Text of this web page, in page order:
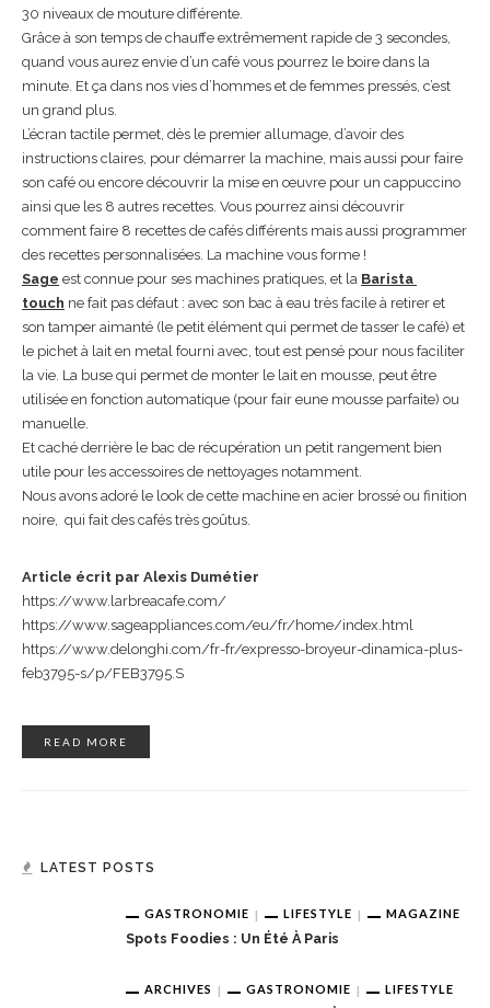
30 niveaux de mouture différente.
Grâce à son temps de chauffe extrêmement rapide de 3 secondes,
quand vous aurez envie d’un café vous pourrez le boire dans la
minute. Et ça dans nos vies d’hommes et de femmes pressés, c’est
un grand plus.
L’écran tactile permet, dès le premier allumage, d’avoir des
instructions claires, pour démarrer la machine, mais aussi pour faire
son café ou encore découvrir la mise en œuvre pour un cappuccino
ainsi que les 8 autres recettes. Vous pourrez ainsi découvrir
comment faire 8 recettes de cafés différents mais aussi programmer
des recettes personnalisées. La machine vous forme !
Sage est connue pour ses machines pratiques, et la Barista
touch ne fait pas défaut : avec son bac à eau très facile à retirer et
son tamper aimanté (le petit élément qui permet de tasser le café) et
le pichet à lait en metal fourni avec, tout est pensé pour nous faciliter
la vie. La buse qui permet de monter le lait en mousse, peut être
utilisée en fonction automatique (pour fair eune mousse parfaite) ou
manuelle.
Et caché derrière le bac de récupération un petit rangement bien
utile pour les accessoires de nettoyages notamment.
Nous avons adoré le look de cette machine en acier brossé ou finition
noire, qui fait des cafés très goûtus.
Article écrit par Alexis Dumétier
https://www.larbreacafe.com/
https://www.sageappliances.com/eu/fr/home/index.html
https://www.delonghi.com/fr-fr/expresso-broyeur-dinamica-plus-
feb3795-s/p/FEB3795.S
READ MORE
LATEST POSTS
GASTRONOMIE LIFESTYLE MAGAZINE
Spots Foodies : Un Été À Paris
ARCHIVES GASTRONOMIE LIFESTYLE